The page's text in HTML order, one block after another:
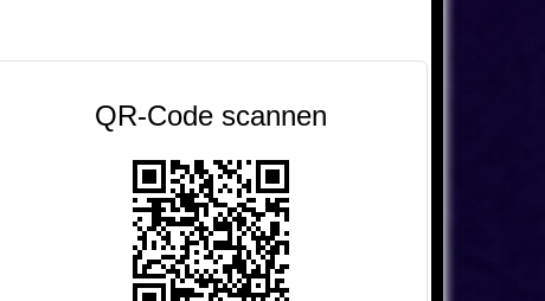
QR-Code scannen